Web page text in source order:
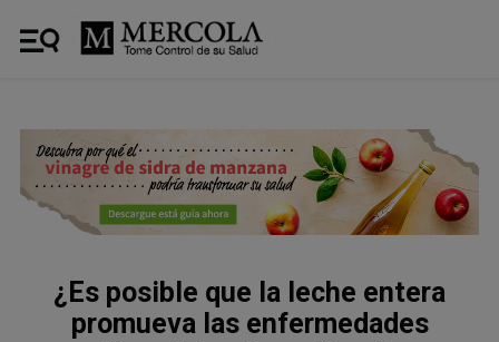
¿Es posible que la leche entera
promueva las enfermedades